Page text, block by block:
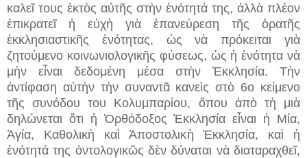
καλεῖ τους ἐκτὸς αὐτῆς στὴν ἑνότητά της, ἀλλὰ πλέον
ἐπικρατεῖ ἡ εὐχὴ γιὰ ἐπανεύρεση τῆς ὁρατῆς
ἐκκλησιαστικῆς ἑνότητας, ὡς νὰ πρόκειται γιὰ
ζητούμενο κοινωνιολογικῆς φύσεως, ὡς ἡ ἑνότητα νὰ
μὴν εἶναι δεδομένη μέσα στὴν Ἐκκλησία. Τὴν
ἀντίφαση αὐτὴν τὴν συναντᾶ κανεὶς στὸ 6ο κείμενο
τῆς συνόδου του Κολυμπαρίου, ὅπου ἀπὸ τὴ μιὰ
δηλώνεται ὅτι ἡ Ὀρθόδοξος Ἐκκλησία εἶναι ἡ Μία,
Ἁγία, Καθολικὴ καὶ Ἀποστολικὴ Ἐκκλησία, καὶ ἡ
ἑνότητά της ὀντολογικῶς δὲν δύναται νὰ διαταραχθεῖ,